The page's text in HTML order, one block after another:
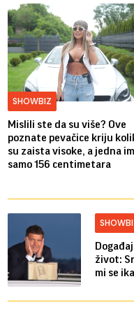
SHOWBIZ
Mislili ste da su više? Ove
poznate pevačice kriju
su zaista visoke, a jedna
samo 156 centimetara
život:
mi se